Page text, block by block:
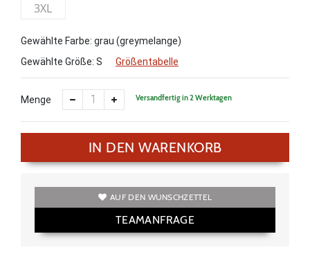
3XL
Gewählte Farbe: grau (greymelange)
Gewählte Größe: S Größentabelle
Menge Versandfertig in 2 Werktagen
IN DEN WARENKORB
AUF DEN WUNSCHZETTEL
TEAMANFRAGE